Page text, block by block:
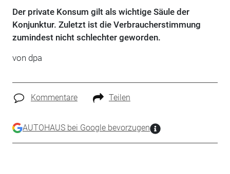
Der private Konsum gilt als wichtige Säule der
Konjunktur. Zuletzt ist die Verbraucherstimmung
zumindest nicht schlechter geworden.
von dpa
Kommentare Teilen
AUTOHAUS bei Google bevorzugen